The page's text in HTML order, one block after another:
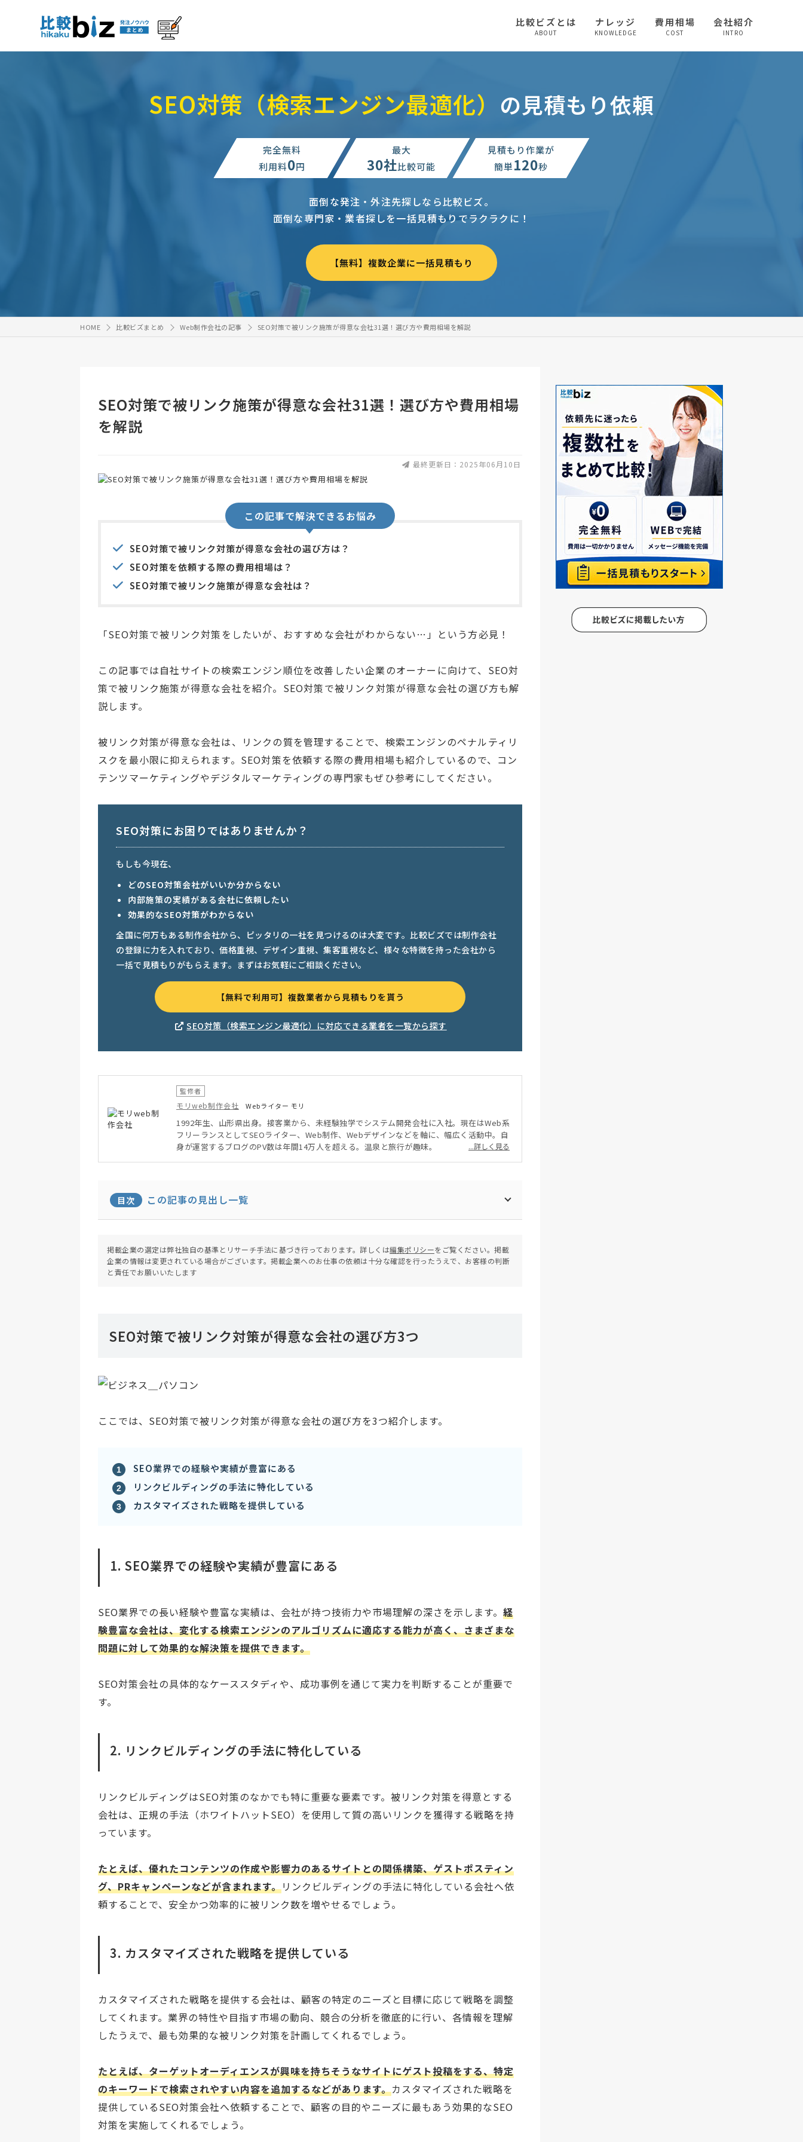
比較ビズとは
ABOUT
ナレッジ
KNOWLEDGE
費用相場
COST
会社紹介
INTRO
SEO対策（検索エンジン最適化） の見積もり依頼
完全無料
利用料0円
最大
30社比較可能
見積もり作業が
簡単120秒
面倒な発注・外注先探しなら比較ビズ。
面倒な専門家・業者探しを一括見積もりでラクラクに！
【無料】複数企業に一括見積もり
HOME 比較ビズまとめ Web制作会社の記事 SEO対策で被リンク施策が得意な会社31選！選び方や費用相場を解説
SEO対策で被リンク施策が得意な会社31選！選び方や費用相場
を解説
最終更新日：2025年06月10日
この記事で解決できるお悩み
SEO対策で被リンク対策が得意な会社の選び方は？
SEO対策を依頼する際の費用相場は？
SEO対策で被リンク施策が得意な会社は？
「SEO対策で被リンク対策をしたいが、おすすめな会社がわからない…」という方必見！
この記事では自社サイトの検索エンジン順位を改善したい企業のオーナーに向けて、SEO対
策で被リンク施策が得意な会社を紹介。SEO対策で被リンク対策が得意な会社の選び方も解
説します。
被リンク対策が得意な会社は、リンクの質を管理することで、検索エンジンのペナルティリ
スクを最小限に抑えられます。SEO対策を依頼する際の費用相場も紹介しているので、コン
テンツマーケティングやデジタルマーケティングの専門家もぜひ参考にしてください。
SEO対策にお困りではありませんか？
もしも今現在、
どのSEO対策会社がいいか分からない
内部施策の実績がある会社に依頼したい
効果的なSEO対策がわからない
全国に何万もある制作会社から、ピッタリの一社を見つけるのは大変です。比較ビズでは制作会社
の登録に力を入れており、価格重視、デザイン重視、集客重視など、様々な特徴を持った会社から
一括で見積もりがもらえます。まずはお気軽にご相談ください。
【無料で利用可】複数業者から見積もりを貰う
SEO対策（検索エンジン最適化）に対応できる業者を一覧から探す
監修者
モリweb制作会社 Webライター モリ
1992年生、山形県出身。接客業から、未経験独学でシステム開発会社に入社。現在はWeb系
フリーランスとしてSEOライター、Web制作、Webデザインなどを軸に、幅広く活動中。自
身が運営するブログのPV数は年間14万人を超える。温泉と旅行が趣味。
...詳しく見る
目次 この記事の見出し一覧
掲載企業の選定は弊社独自の基準とリサーチ手法に基づき行っております。詳しくは編集ポリシーをご覧ください。掲載
企業の情報は変更されている場合がございます。掲載企業へのお仕事の依頼は十分な確認を行ったうえで、お客様の判断
と責任でお願いいたします
SEO対策で被リンク対策が得意な会社の選び方3つ
ここでは、SEO対策で被リンク対策が得意な会社の選び方を3つ紹介します。
SEO業界での経験や実績が豊富にある
リンクビルディングの手法に特化している
カスタマイズされた戦略を提供している
1. SEO業界での経験や実績が豊富にある
SEO業界での長い経験や豊富な実績は、会社が持つ技術力や市場理解の深さを示します。 経
験豊富な会社は、変化する検索エンジンのアルゴリズムに適応する能力が高く、さまざまな
問題に対して効果的な解決策を提供できます。
SEO対策会社の具体的なケーススタディや、成功事例を通じて実力を判断することが重要で
す。
2. リンクビルディングの手法に特化している
リンクビルディングはSEO対策のなかでも特に重要な要素です。被リンク対策を得意とする
会社は、正規の手法（ホワイトハットSEO）を使用して質の高いリンクを獲得する戦略を持
っています。
たとえば、優れたコンテンツの作成や影響力のあるサイトとの関係構築、ゲストポスティン
グ、PRキャンペーンなどが含まれます。リンクビルディングの手法に特化している会社へ依
頼することで、安全かつ効率的に被リンク数を増やせるでしょう。
3. カスタマイズされた戦略を提供している
カスタマイズされた戦略を提供する会社は、顧客の特定のニーズと目標に応じて戦略を調整
してくれます。業界の特性や目指す市場の動向、競合の分析を徹底的に行い、各情報を理解
したうえで、最も効果的な被リンク対策を計画してくれるでしょう。
たとえば、ターゲットオーディエンスが興味を持ちそうなサイトにゲスト投稿をする、特定
のキーワードで検索されやすい内容を追加するなどがあります。カスタマイズされた戦略を
提供しているSEO対策会社へ依頼することで、顧客の目的やニーズに最もあう効果的なSEO
対策を実施してくれるでしょう。